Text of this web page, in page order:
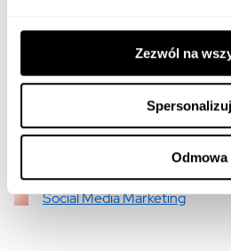
Zezwól na
Spersonalizuj
Odmowa
ChatGPT, Gemini, Perplexity)
SEO — pozycjonowanie w
Content Marketing
Performance Marketing
Social Media Marketing